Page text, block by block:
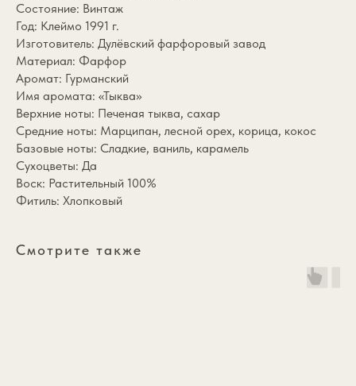
Состояние: Винтаж
Год: Клеймо 1991 г.
Изготовитель: Дулёвский фарфоровый завод
Материал: Фарфор
Аромат: Гурманский
Имя аромата: «Тыква»
Верхние ноты: Печеная тыква, сахар
Средние ноты: Марципан, лесной орех, корица, кокос
Базовые ноты: Сладкие, ваниль, карамель
Сухоцветы: Да
Воск: Растительный 100%
Фитиль: Хлопковый
Смотрите также